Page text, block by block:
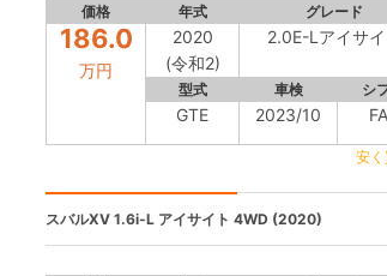
価格 年式 グレード
186.0
万円
2020
(令和2)
2.0E-Lアイサイ
型式 車検 シ
GTE 2023/10
安く
スバルXV 1.6i-L アイサイト 4WD (2020)